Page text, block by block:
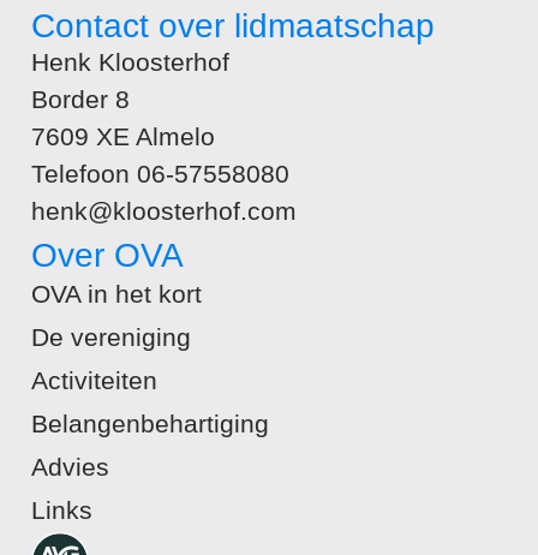
Contact over lidmaatschap
Henk Kloosterhof
Border 8
7609 XE Almelo
Telefoon 06-57558080
henk@kloosterhof.com
Over OVA
OVA in het kort
De vereniging
Activiteiten
Belangenbehartiging
Advies
Links